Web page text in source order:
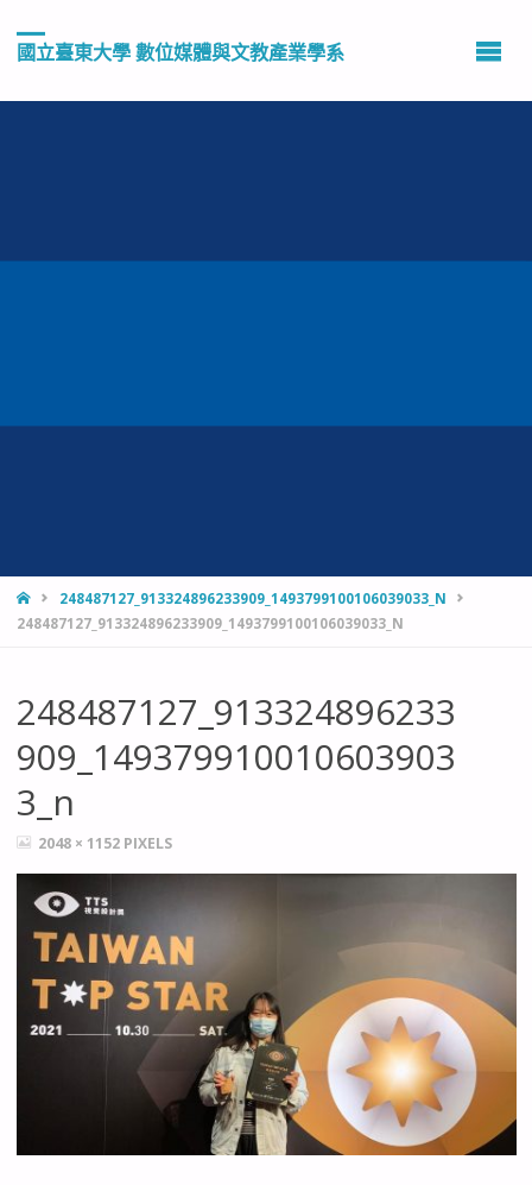
國立臺東大學 數位媒體與文教產業學系
HOME248487127_913324896233909_1493799100106039033_N
248487127_913324896233909_1493799100106039033_N
248487127_913324896233
909_149379910010603903
3_n
FULL2048 × 1152 PIXELS